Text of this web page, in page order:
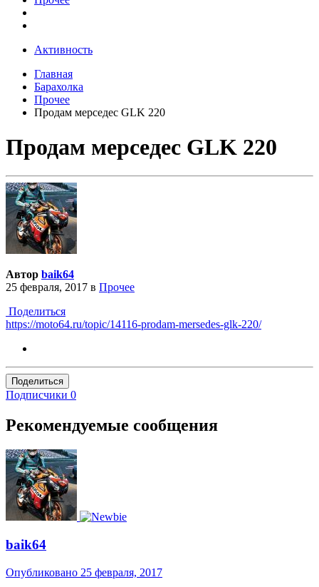
Активность
Главная
Барахолка
Прочее
Продам мерседес GLK 220
Продам мерседес GLK 220
Автор baik64
25 февраля, 2017 в Прочее
Поделиться
https://moto64.ru/topic/14116-prodam-mersedes-glk-220/
Поделиться
Подписчики 0
Рекомендуемые сообщения
baik64
Опубликовано 25 февраля, 2017